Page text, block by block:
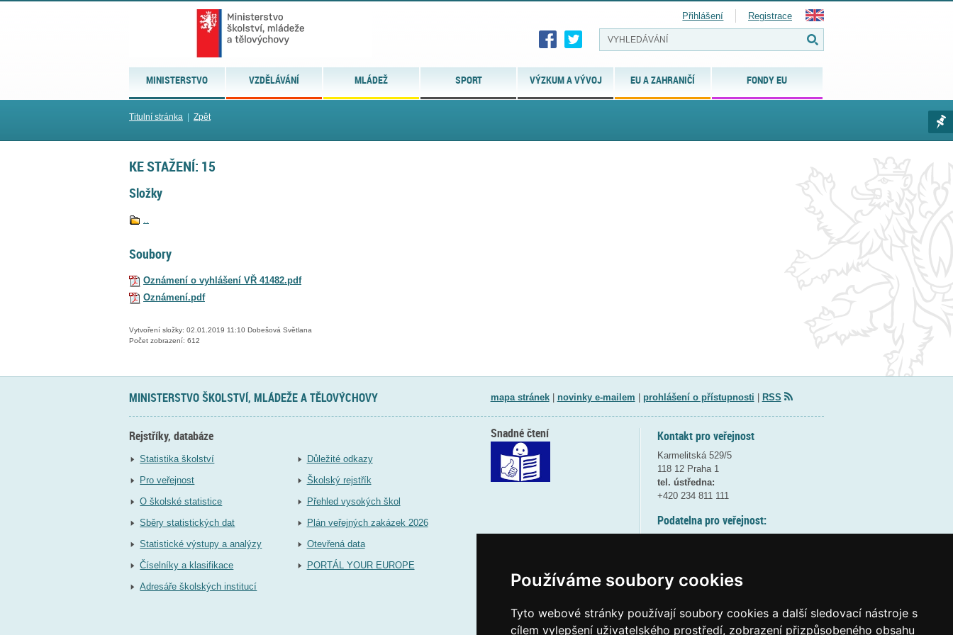
Používáme soubory cookies
Tyto webové stránky používají soubory cookies a další sledovací nástroje s
cílem vylepšení uživatelského prostředí, zobrazení přizpůsobeného obsahu
MINISTERSTVO VZDĚLÁVÁNÍ MLÁDEŽ SPORT VÝZKUM A VÝVOJ EU A ZAHRANIČÍ FONDY EU
Přihlášení Registrace
Titulní stránka Zpět
KE STAŽENÍ: 15
Složky
..
Soubory
Oznámení o vyhlášení VŘ 41482.pdf
Oznámení.pdf
Vytvoření složky: 02.01.2019 11:10 Dobešová Světlana
Počet zobrazení: 612
MINISTERSTVO ŠKOLSTVÍ, MLÁDEŽE A TĚLOVÝCHOVY mapa stránek| novinky e-mailem prohlášení o přístupnosti RSS
Rejstříky, databáze
Statistika školství
Pro veřejnost
O školské statistice
Sběry statistických dat
Statistické výstupy a analýzy
Číselníky a klasifikace
Adresáře školských institucí
Důležité odkazy
Školský rejstřík
Přehled vysokých škol
Plán veřejných zakázek 2026
Otevřená data
PORTÁL YOUR EUROPE
Kontakt pro veřejnost
Karmelitská 529/5
118 12 Praha 1
tel. ústředna:
+420 234 811 111
Podatelna pro veřejnost:
(více informací
Snadné čtení